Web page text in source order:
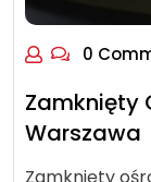
0
Zamknięty
Warszawa